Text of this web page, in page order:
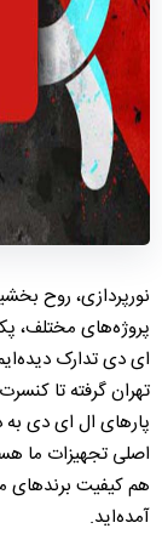
نورپردازی، روح
پروژه‌های مختلف،
ای دیتدارک
تهران گرفته تا
پار‌های ال ای دی
اصلی تجهیزات ما
هم کیفیت برندهای
آمده‌اید.